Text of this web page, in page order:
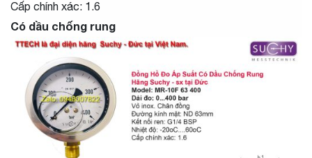
Cấp chính xác: 1.6
Có dầu chống rung